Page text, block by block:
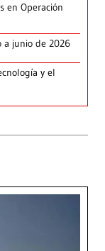
en Operación
a junio de 2026
y el